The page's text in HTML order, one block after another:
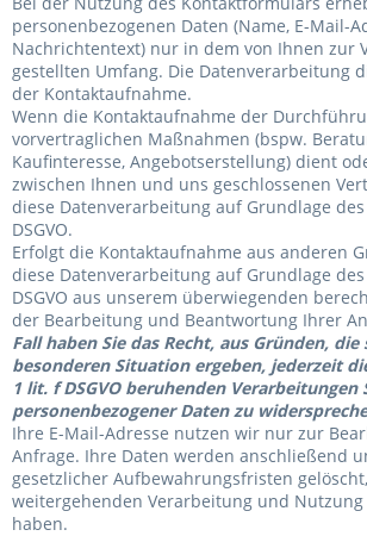
personenbezogenen Daten (Name, E-Mail-
Nachrichtentext) nur in dem von Ihnen zur
gestellten Umfang. Die Datenverarbeitung
der Kontaktaufnahme.
Wenn die Kontaktaufnahme der
vorvertraglichen Maßnahmen (bspw.
Kaufinteresse, Angebotserstellung) dient
zwischen Ihnen und uns geschlossenen
diese Datenverarbeitung auf Grundlage
DSGVO.
Erfolgt die Kontaktaufnahme aus anderen
diese Datenverarbeitung auf Grundlage
DSGVO aus unserem überwiegenden
der Bearbeitung und Beantwortung Ihrer
Fall haben Sie das Recht, aus Gründen,
besonderen Situation ergeben, jederzeit
1 lit. f DSGVO beruhenden
personenbezogener Daten zu
Ihre E-Mail-Adresse nutzen wir nur zur
Anfrage. Ihre Daten werden anschließend
gesetzlicher Aufbewahrungsfristen
weitergehenden Verarbeitung und
haben.